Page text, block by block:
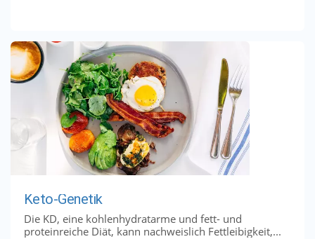
Keto-Genetik
Die KD, eine kohlenhydratarme und fett- und
proteinreiche Diät, kann nachweislich Fettleibigkeit,...